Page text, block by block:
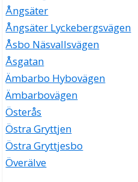
Ångsäter
Ångsäter Lyckebergsvägen
Åsbo Näsvallsvägen
Åsgatan
Ämbarbo Hybovägen
Ämbarbovägen
Österås
Östra Gryttjen
Östra Gryttjesbo
Överälve